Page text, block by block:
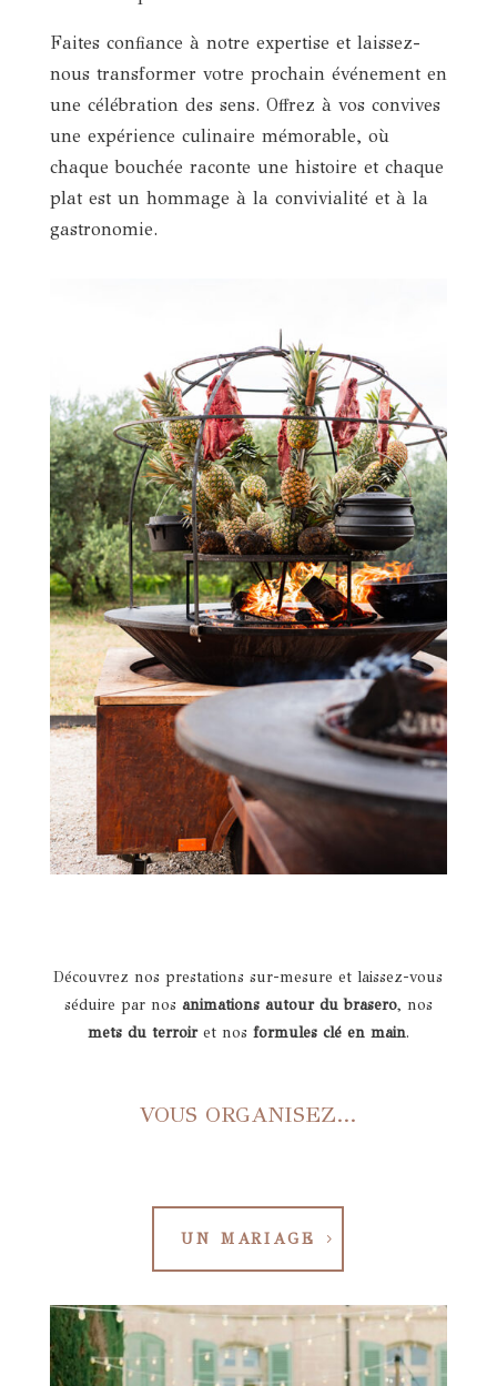
Faites confiance à notre expertise et laissez-
nous transformer votre prochain événement en
une célébration des sens. Offrez à vos convives
une expérience culinaire mémorable, où
chaque bouchée raconte une histoire et chaque
plat est un hommage à la convivialité et à la
gastronomie.
Découvrez nos prestations sur-mesure et laissez-vous
séduire par nos animations autour du brasero, nos
mets du terroiret nos formules clé en main.
VOUS ORGANISEZ…
UN MARIAGE